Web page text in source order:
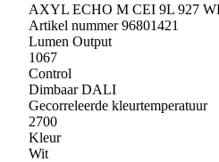
AXYL ECHO M CEI 9L 927
Artikel nummer 96801421
Lumen Output
1067
Control
Dimbaar DALI
Gecorreleerde kleurtemperatuur
2700
Kleur
Wit